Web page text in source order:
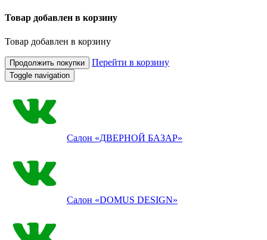
Товар добавлен в корзину
Товар добавлен в корзину
Продолжить покупки Перейти в корзину
Toggle navigation
Салон «ДВЕРНОЙ БАЗАР»
Салон «DOMUS DESIGN»